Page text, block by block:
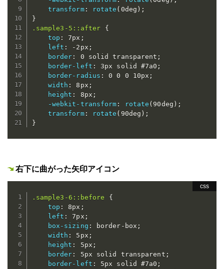
transform: rotate ( 0deg ) ;
}
.sample3-5::after
{
top : 7px ;
left : -2px ;
border : 0 solid transparent ;
border-left : 3px solid #7a0 ;
border-radius : 0 0 0 10px ;
width : 8px ;
height : 8px ;
-webkit-transform : rotate (90deg ) ;
transform: rotate ( 90deg ) ;
}
右下に曲がった矢印アイコン
.sample3-6::before
{
top : 8px ;
left : 7px ;
box-sizing : border-box ;
width : 5px ;
height : 5px ;
border : 5px solid transparent ;
border-left : 5px solid #7a0 ;